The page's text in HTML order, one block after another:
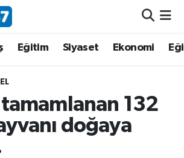
Eğitim Siyaset Ekonomi
132
doğaya